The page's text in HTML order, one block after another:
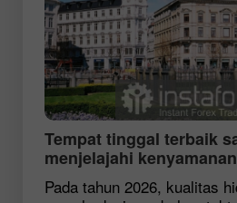
Tempat tinggal terbaik
menjelajahi
Pada tahun 2026, kualitas